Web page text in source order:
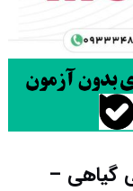
گیاهی –